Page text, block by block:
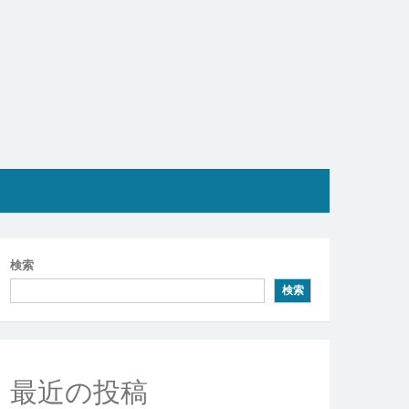
検索
検索
最近の投稿